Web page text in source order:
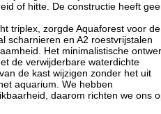
onder hoge druk, zwelt niet,
ruimte
staal van de hoogste
voor correcte montage en
of hitte. De constructie heeft
triplex, zorgde Aquaforest voor de
scharnieren en A2 roestvrijstalen
Het minimalistische
de verwijderbare waterdichte
de kast wijzigen zonder het uit
aquarium. We hebben
daarom richten we ons